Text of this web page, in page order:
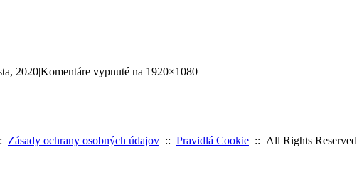
2020|Komentáre vypnuté na 1920×1080
Zásady ochrany osobných údajov :: Pravidlá Cookie :: All Rights Reserved